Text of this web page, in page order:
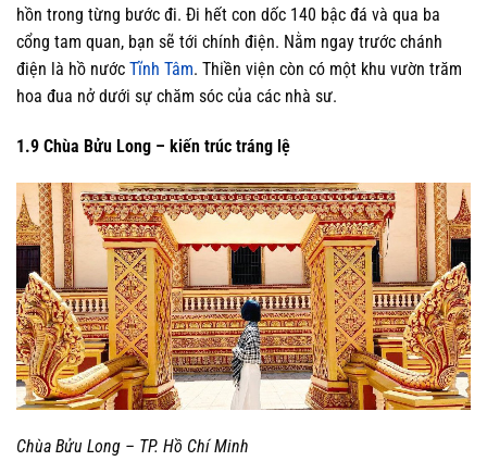
hồn trong từng bước đi. Đi hết con dốc 140 bậc đá và qua ba
cổng tam quan, bạn sẽ tới chính điện. Nằm ngay trước chánh
điện là hồ nước Tĩnh Tâm. Thiền viện còn có một khu vườn trăm
hoa đua nở dưới sự chăm sóc của các nhà sư.
1.9 Chùa Bửu Long – kiến trúc tráng lệ
Chùa Bửu Long – TP. Hồ Chí Minh